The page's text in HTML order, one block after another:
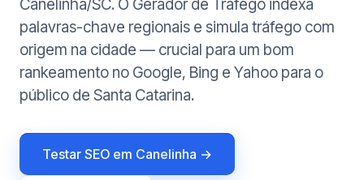
Canelinha/SC. O Gerador de Tráfego indexa
palavras-chave regionais e simula tráfego com
origem na cidade — crucial para um bom
rankeamento no Google, Bing e Yahoo para o
público de Santa Catarina.
Testar SEO em Canelinha →